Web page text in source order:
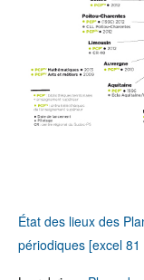
État des lieux des
périodiques [excel 81